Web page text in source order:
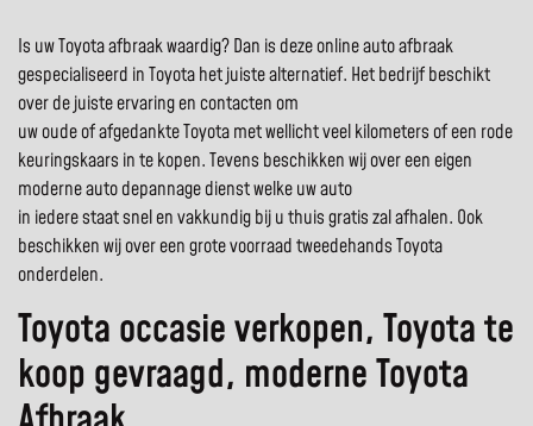
Is uw Toyota afbraak waardig? Dan is deze online auto afbraak
gespecialiseerd in Toyota het juiste alternatief. Het bedrijf beschikt
over de juiste ervaring en contacten om
uw oude of afgedankte Toyota met wellicht veel kilometers of een rode
keuringskaars in te kopen. Tevens beschikken wij over een eigen
moderne auto depannage dienst welke uw auto
in iedere staat snel en vakkundig bij u thuis gratis zal afhalen. Ook
beschikken wij over een grote voorraad tweedehands Toyota
onderdelen.
Toyota occasie verkopen, Toyota te
koop gevraagd, moderne Toyota